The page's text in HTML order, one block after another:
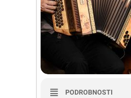
PODROBNOSTI